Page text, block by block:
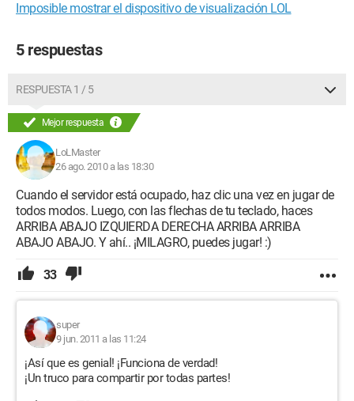
Imposible mostrar el dispositivo de visualización LOL
5 respuestas
RESPUESTA 1 / 5
Mejor respuesta
LoLMaster
26 ago. 2010 a las 18:30
Cuando el servidor está ocupado, haz clic una vez en jugar de
todos modos. Luego, con las flechas de tu teclado, haces
ARRIBA ABAJO IZQUIERDA DERECHA ARRIBA ARRIBA
ABAJO ABAJO. Y ahí.. ¡MILAGRO, puedes jugar! :)
33
super
9 jun. 2011 a las 11:24
¡Así que es genial! ¡Funciona de verdad!
¡Un truco para compartir por todas partes!